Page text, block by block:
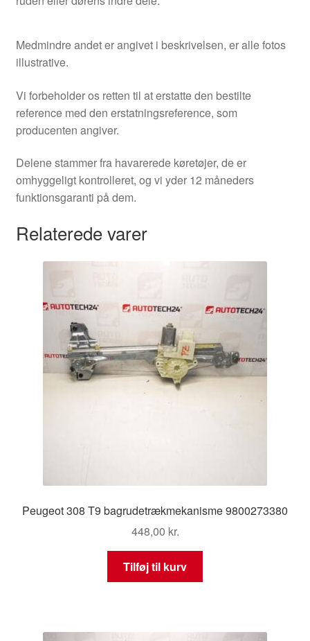
Medmindre andet er angivet i beskrivelsen, er alle fotos
illustrative.
Vi forbeholder os retten til at erstatte den bestilte
reference med den erstatningsreference, som
producenten angiver.
Delene stammer fra havarerede køretøjer, de er
omhyggeligt kontrolleret, og vi yder 12 måneders
funktionsgaranti på dem.
Relaterede varer
Peugeot 308 T9 bagrudetrækmekanisme 9800273380
448,00 kr.
Tilføj til kurv